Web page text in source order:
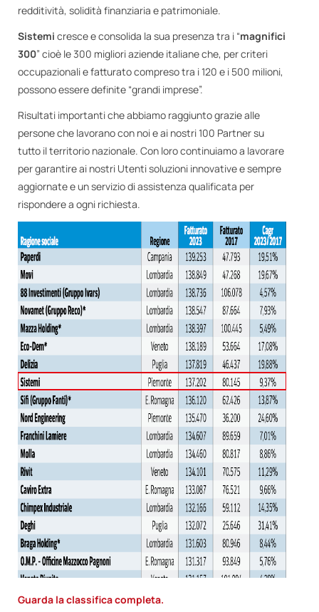
redditività, solidità finanziaria e patrimoniale.
Sistemi cresce e consolida la sua presenza tra i “magnifici
300” cioè le 300 migliori aziende italiane che, per criteri
occupazionali e fatturato compreso tra i 120 e i 500 milioni,
possono essere definite “grandi imprese”.
Risultati importanti che abbiamo raggiunto grazie alle
persone che lavorano con noi e ai nostri 100 Partner su
tutto il territorio nazionale. Con loro continuiamo a lavorare
per garantire ai nostri Utenti soluzioni innovative e sempre
aggiornate e un servizio di assistenza qualificata per
rispondere a ogni richiesta.
Guarda la classifica completa.